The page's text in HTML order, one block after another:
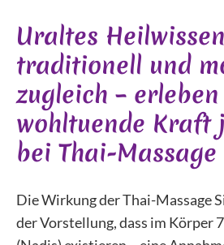
Uraltes
traditionell und
zugleich –
wohltuende Kraft
bei Thai-
Die Wirkung der Thai-Massage
der Vorstellung, dass im Körper